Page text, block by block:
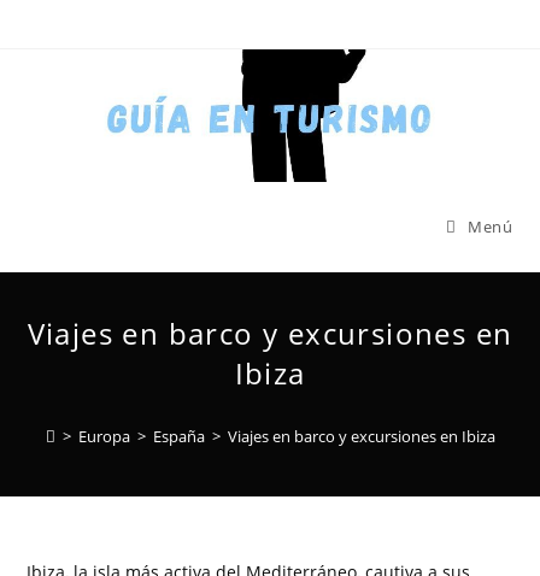
Menú
Viajes en barco y excursiones en
Ibiza
> Europa > España > Viajes en barco y excursiones en Ibiza